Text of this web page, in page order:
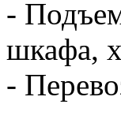
-
шкафа,
-